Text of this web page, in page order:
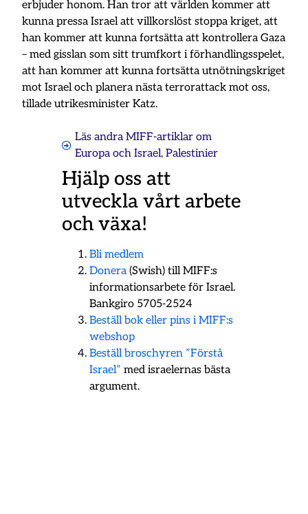
erbjuder honom. Han tror att världen kommer att
kunna pressa Israel att villkorslöst stoppa kriget, att
han kommer att kunna fortsätta att kontrollera Gaza
– med gisslan som sitt trumfkort i förhandlingsspelet,
att han kommer att kunna fortsätta utnötningskriget
mot Israel och planera nästa terrorattack mot oss,
tillade utrikesminister Katz.
Läs andra MIFF-artiklar om
Europa och Israel, Palestinier
Hjälp oss att
utveckla vårt arbete
och växa!
Bli medlem
Donera(Swish) till MIFF:s
informationsarbete för Israel.
Bankgiro 5705-2524
Beställ bok eller pins i MIFF:s
webshop
Beställ broschyren ”Förstå
Israel” med israelernas bästa
argument.